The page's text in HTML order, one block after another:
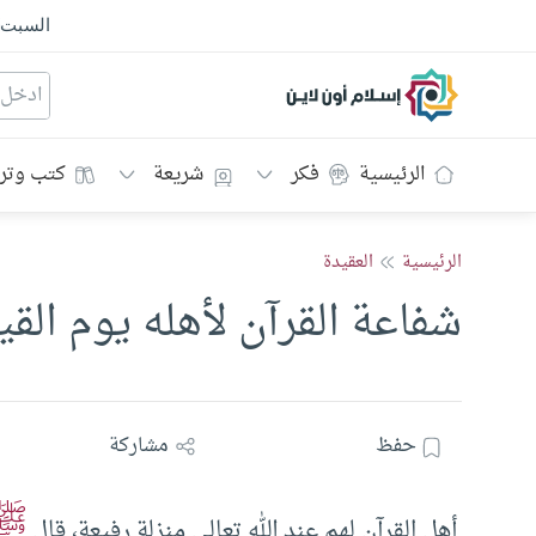
السبت
إسلام أون لاين
الرئيسية فكر شريعة كتب
الرئيسية العقيدة
شفاعة القرآن لأهله يوم
حفظ مشاركة